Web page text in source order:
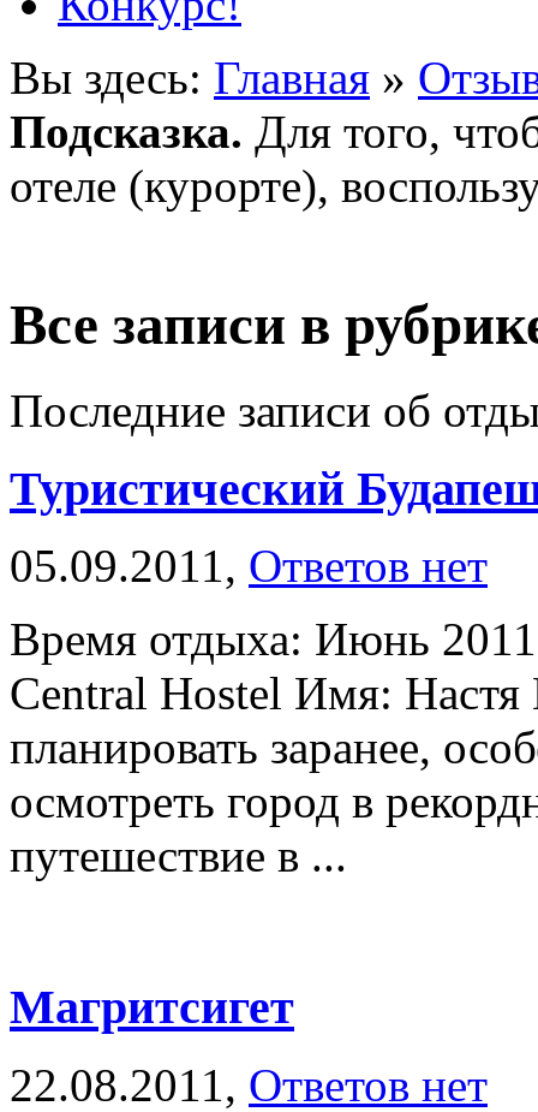
Вы здесь: Главная »
Подсказка. Для того,
отеле (курорте),
Все записи в
Последние записи об
Туристический
05.09.2011, Ответов нет
Время отдыха: Июнь
Central Hostel Имя:
планировать заранее,
осмотреть город в
путешествие в ...
Магритсигет
22.08.2011, Ответов нет